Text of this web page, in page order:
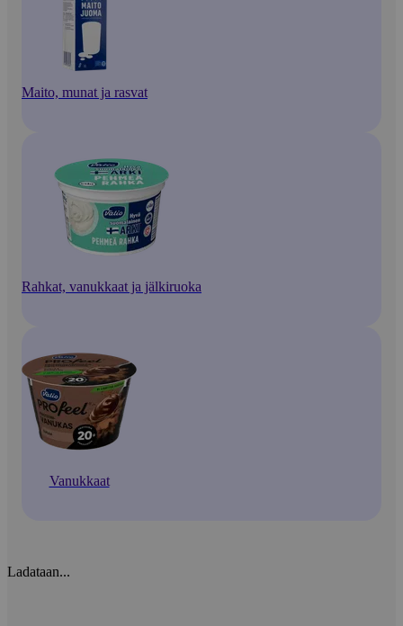
Maito, munat ja rasvat
Rahkat, vanukkaat ja jälkiruoka
Vanukkaat
Ladataan...